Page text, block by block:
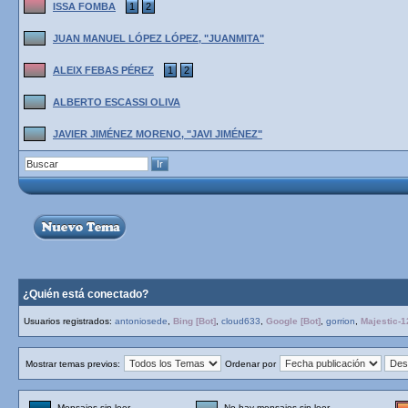
ISSA FOMBA 1 2
JUAN MANUEL LÓPEZ LÓPEZ, "JUANMITA"
ALEIX FEBAS PÉREZ 1 2
ALBERTO ESCASSI OLIVA
JAVIER JIMÉNEZ MORENO, "JAVI JIMÉNEZ"
¿Quién está conectado?
Usuarios registrados: antoniosede Bing [Bot] cloud633 Google [Bot] gorrion Majestic-
Mostrar temas previos: Ordenar por